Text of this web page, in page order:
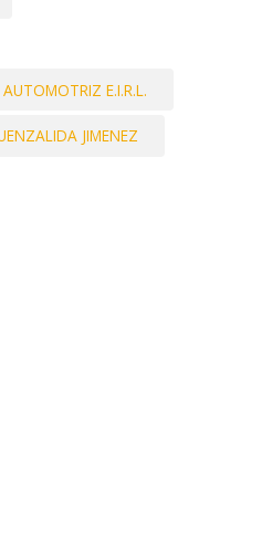
E.I.R.L.
JIMENEZ